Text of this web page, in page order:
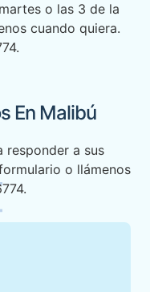
o las 3 de la
cuando quiera.
En Malibú
responder a sus
o llámenos